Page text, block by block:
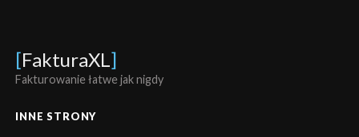
[FakturaXL]
Fakturowanie łatwe jak nigdy
INNE STRONY